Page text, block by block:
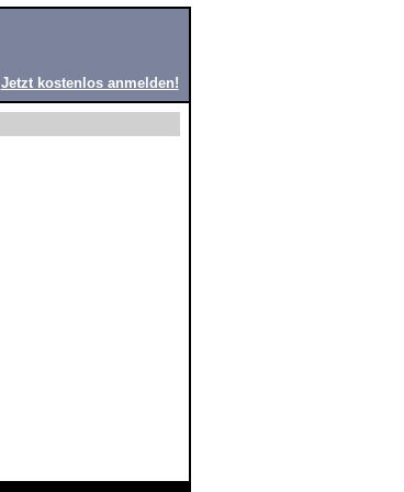
Jetzt kostenlos anmelden!